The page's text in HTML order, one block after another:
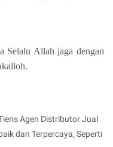
Selalu Allah jaga dengan
Agen Distributor Jual
dan Terpercaya, Seperti